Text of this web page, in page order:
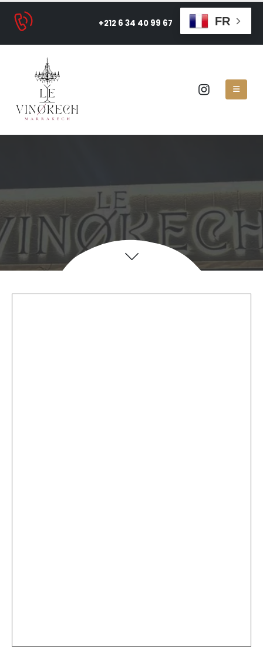
+212 6 34 40 99 67 FR